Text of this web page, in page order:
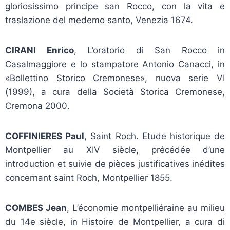
gloriosissimo principe san Rocco, con la vita e
traslazione del medemo santo, Venezia 1674.
CIRANI Enrico, L’oratorio di San Rocco in
Casalmaggiore e lo stampatore Antonio Canacci, in
«Bollettino Storico Cremonese», nuova serie VI
(1999), a cura della Società Storica Cremonese,
Cremona 2000.
COFFINIERES Paul, Saint Roch. Etude historique de
Montpellier au XIV siècle, précédée d’une
introduction et suivie de pièces justificatives inédites
concernant saint Roch, Montpellier 1855.
COMBES Jean, L’économie montpelliéraine au milieu
du 14e siècle, in Histoire de Montpellier, a cura di